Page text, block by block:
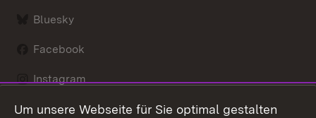
Bluesky
Facebook
Instagram
LinkedIn
Um unsere Webseite für Sie optimal gestalten